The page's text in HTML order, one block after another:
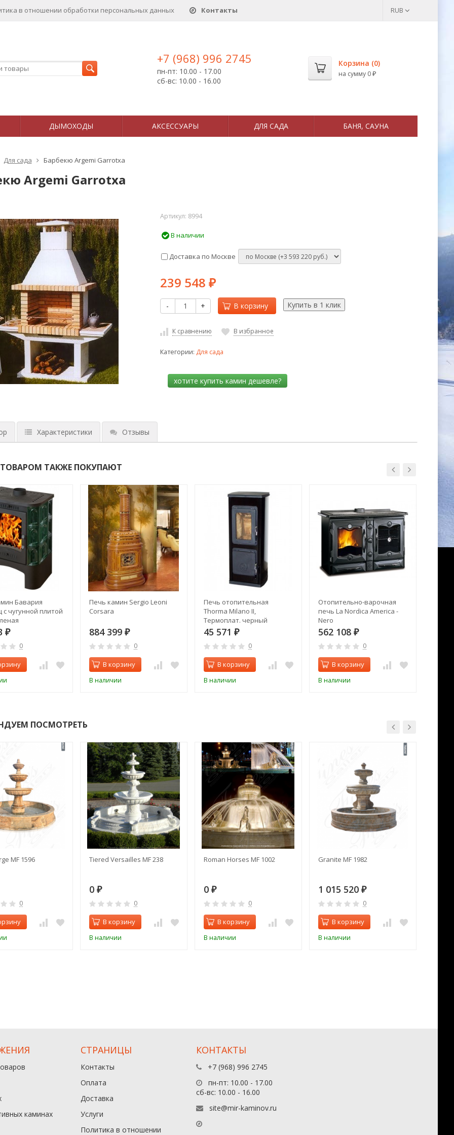
в отношении обработки персональных данныx Контакты RUB
+7 (968) 996 2745
пн-пт: 10.00 - 17.00
сб-вс: 10.00 - 16.00
Корзина (0)
на сумму 0 ₽
ДЫМОХОДЫ АКСЕССУАРЫ ДЛЯ САДА БАНЯ, САУНА
Для сада Барбекю Argemi Garrotxa
Argemi Garrotxa
Артикул: 8994
В наличии
Доставка по Москве
239 548 ₽
- + В корзину
К сравнению В избранное
Категории: Для сада
Характеристики Отзывы
ТАКЖЕ ПОКУПАЮТ
Бавария
с чугунной плитой
₽
0
Печь камин Sergio Leoni
Corsara
884 399 ₽
0
В корзину
В наличии
Печь отопительная
Thorma Milano II,
Термоплат. черный
45 571 ₽
0
В корзину
В наличии
Отопительно-варочная
печь La Nordica America -
Nero
562 108 ₽
0
В корзину
В наличии
ПОСМОТРЕТЬ
MF 1596
0
Tiered Versailles MF 238
0 ₽
0
В корзину
В наличии
Roman Horses MF 1002
0 ₽
0
В корзину
В наличии
Granite MF 1982
1 015 520 ₽
0
В корзину
В наличии
каминах
СТРАНИЦЫ
Контакты
Оплата
Доставка
Услуги
Политика в отношении
КОНТАКТЫ
+7 (968) 996 2745
пн-пт: 10.00 - 17.00
сб-вс: 10.00 - 16.00
site@mir-kaminov.ru